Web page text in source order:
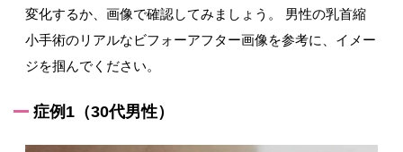
変化するか、画像で確認してみましょう。 男性の乳首縮
小手術のリアルなビフォーアフター画像を参考に、イメー
ジを掴んでください。
症例1（30代男性）